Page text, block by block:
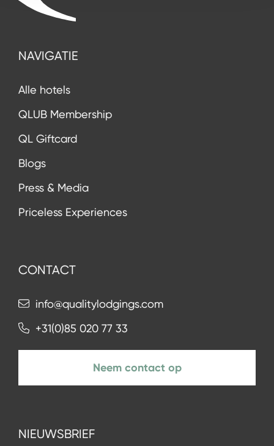
NAVIGATIE
Alle hotels
QLUB Membership
QL Giftcard
Blogs
Press & Media
Priceless Experiences
CONTACT
info@qualitylodgings.com
+31(0)85 020 77 33
Neem contact op
NIEUWSBRIEF